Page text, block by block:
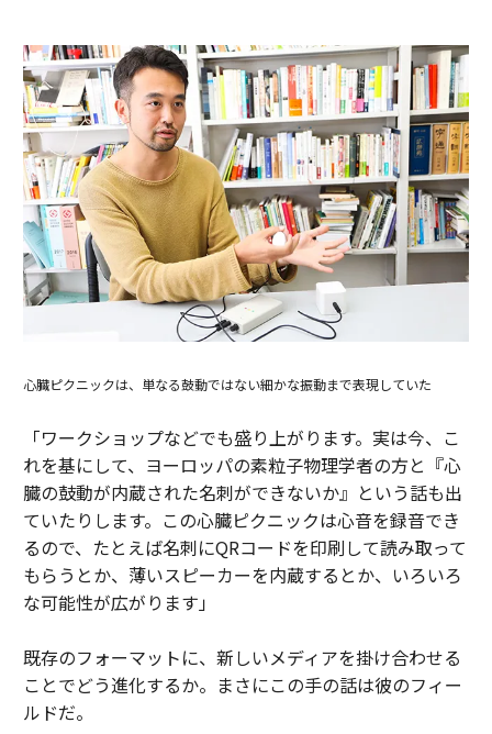
心臓ピクニックは、単なる鼓動ではない細かな振動まで表現していた
「ワークショップなどでも盛り上がります。実は今、こ
れを基にして、ヨーロッパの素粒子物理学者の方と『心
臓の鼓動が内蔵された名刺ができないか』という話も出
ていたりします。この心臓ピクニックは心音を録音でき
るので、たとえば名刺にQRコードを印刷して読み取って
もらうとか、薄いスピーカーを内蔵するとか、いろいろ
な可能性が広がります」
既存のフォーマットに、新しいメディアを掛け合わせる
ことでどう進化するか。まさにこの手の話は彼のフィー
ルドだ。